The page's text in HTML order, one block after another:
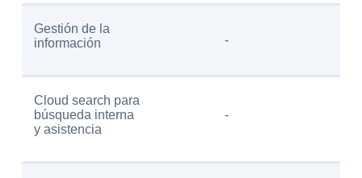
Gestión de la
información
-
Cloud search para
búsqueda interna
y asistencia
-